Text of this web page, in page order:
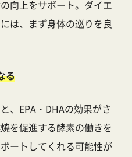
向上をサポート。ダイエ
は、まず身体の巡りを良
る
、EPA・DHAの効果がさ
を促進する酵素の働きを
ートしてくれる可能性が